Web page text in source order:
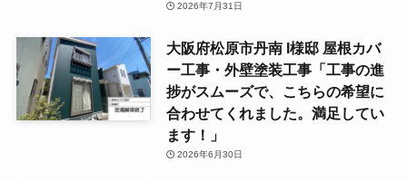
2026年7月31日
大阪府松原市丹南 I様邸 屋根カバ
ー工事・外壁塗装工事「工事の進
捗がスムーズで、こちらの希望に
合わせてくれました。満足してい
ます！」
2026年6月30日